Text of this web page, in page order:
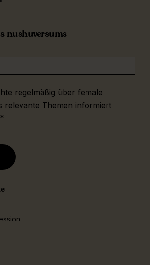
nushuversums
regelmäßig über female
relevante Themen informiert
*